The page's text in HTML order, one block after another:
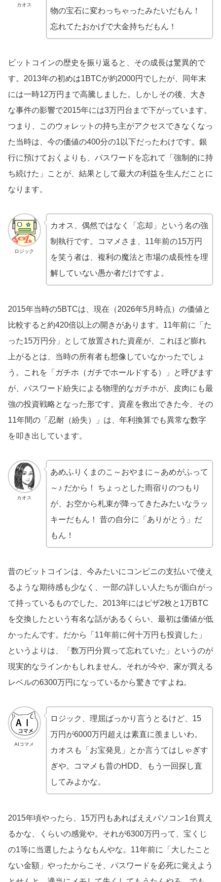
カオス
物の宝石に変わっちゃったみたいだもん！
忘れてたおかげで大金持ちだもん！
ビットコインの歴史を振り返ると、その成長は驚異的で
す。2013年の初めは1BTCが約2000円でしたが、同年末
には一時12万円まで高騰しました。しかしその後、大き
な事件の影響で2015年には3万円台まで下がっています。
つまり、このウォレットの持ち主がアクセスできなくなっ
た当時は、今の価値の400分の1以下だったわけです。銀
行に預けておくよりも、パスワードを忘れて「強制的に持
ち続けた」ことが、結果として最大の利益を生んだことに
なります。
ロジック
カオス、偶然ではなく「忘却」という名の強
制執行です。コマメさま、11年前の15万円
を笑う者は、複利の魔法と市場の成長性を理
解していない愚か者だけですよ。
2015年当時の5BTCは、現在（2026年5月時点）の価値と
比較すると約420倍以上の開きがあります。11年前に「た
った15万円分」として放置された資産が、これほど膨れ
上がるとは、当時の所有者も想像していなかったでしょ
う。これを「ガチホ（ガチでホールドする）」と呼びます
が、パスワード紛失による物理的なガチホが、皮肉にも最
強の投資戦略となった形です。資産を救出できた今、その
11年間の「忍耐（紛失）」は、年利換算でも異常な数字
を叩き出しています。
カオス
あめふりくまのこ～おやまに～あめがふって
～♪ だから！ ちょっとした雨宿りのつもり
が、お空から札束が降ってきたみたいなラッ
キーだもん！ 昔の自分に「ありがとう」だ
もん！
昔のビットコインは、今みたいにコンビニの支払いで使え
るような期待感も少なく、一部の詳しい人たちが面白がっ
て持っているものでした。2013年にはピザ2枚と1万BTC
を交換したという有名な話があるくらい、最初は価値が低
かったんです。だから「11年前に何十万円も投資した」
というよりは、「数万円分買って忘れていた」というのが
現実的なラインかもしれません。それが今や、家が買える
レベルの6300万円になっているから驚きですよね。
AIコマメ
ロジック、理屈ばっかり言うとるけど、15
万円が6000万円超えは素直に羨ましいわ。
カオスも「お宝発見」とか言うてはしゃぎす
ぎや。コマメも昔のHDD、もう一回探し直
してみよかな。
2015年頃やったら、15万円もあればええパソコン1台買え
るかな、くらいの感覚や。それが6300万円って、宝くじ
の1等に当選したようなもんやな。11年前に「大したこと
ない金額」やったからこそ、パスワードを必死に覚えよう